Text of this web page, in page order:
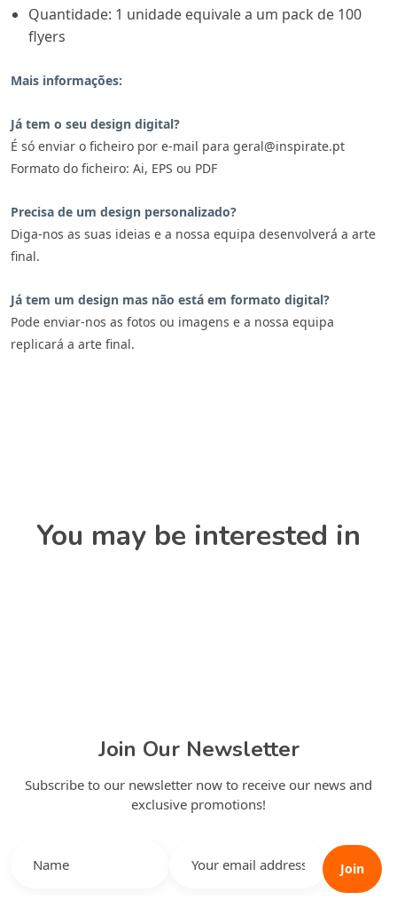
Quantidade: 1 unidade equivale a um pack de 100
flyers
Mais informações:
Já tem o seu design digital?
É só enviar o ficheiro por e-mail para geral@inspirate.pt
Formato do ficheiro: Ai, EPS ou PDF
Precisa de um design personalizado?
Diga-nos as suas ideias e a nossa equipa desenvolverá a arte
final.
Já tem um design mas não está em formato digital?
Pode enviar-nos as fotos ou imagens e a nossa equipa
replicará a arte final.
You may be interested in
Join Our Newsletter
Subscribe to our newsletter now to receive our news and
exclusive promotions!
Join